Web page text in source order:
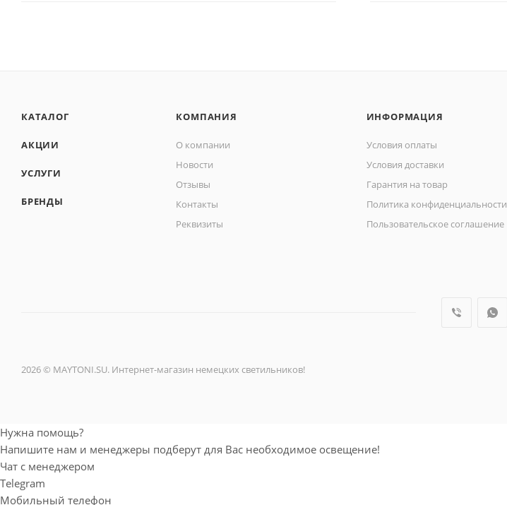
КАТАЛОГ
АКЦИИ
УСЛУГИ
БРЕНДЫ
КОМПАНИЯ
О компании
Новости
Отзывы
Контакты
Реквизиты
ИНФОРМАЦИЯ
Условия оплаты
Условия доставки
Гарантия на товар
Политика конфиденциальности
Пользовательское соглашение
2026 © MAYTONI.SU. Интернет-магазин немецких светильников!
Нужна помощь?
Напишите нам и менеджеры подберут для Вас необходимое освещение!
Чат с менеджером
Telegram
Мобильный телефон